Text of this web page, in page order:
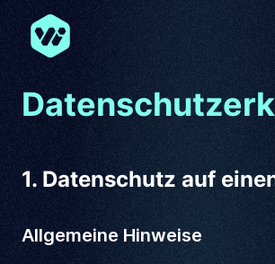
Zum Hauptinhalt springen
1. Datenschutz auf
Allgemeine Hinweise